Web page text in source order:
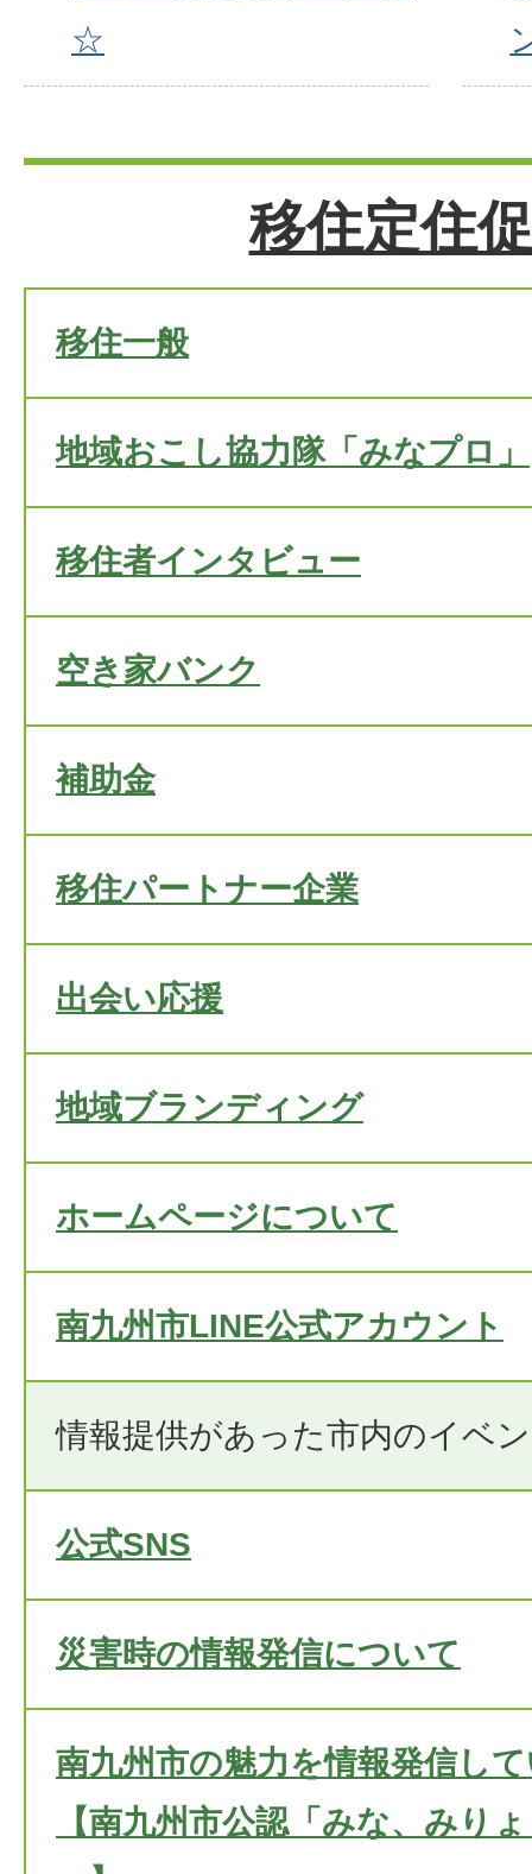
☆
移住定住
移住一般
地域おこし協力隊「みなプロ」
移住者インタビュー
空き家バンク
補助金
移住パートナー企業
出会い応援
地域ブランディング
ホームページについて
南九州市LINE公式アカウント
情報提供があった市内のイベ
公式SNS
災害時の情報発信について
南九州市の魅力を情報発信し
【南九州市公認「みな、みり